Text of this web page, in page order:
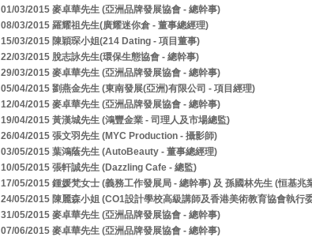
01/03/2015 麥卓華先生 (亞洲品牌發展協會 - 總幹事)
08/03/2015 羅耀祖先生(廣耀迷你倉 - 董事總經理)
15/03/2015 陳穎琛小姐(214 Dating - 項目董事)
22/03/2015 脫志詠先生(環保生態協會 - 總幹事)
29/03/2015 麥卓華先生 (亞洲品牌發展協會 - 總幹事)
05/04/2015 劉燕金先生 (東南發展(亞洲)有限公司 - 項目經理)
12/04/2015 麥卓華先生 (亞洲品牌發展協會 - 總幹事)
19/04/2015 黃漢城先生 (鴻豐金業 - 司理人及市場總監)
26/04/2015 張文羽先生 (MYC Production - 攝影師)
03/05/2015 葉鴻蔭先生 (AutoBeauty - 董事總經理)
10/05/2015 張軒誠先生 (Dazzling Cafe - 總監)
17/05/2015 鍾媛梵女士 (義務工作發展局 - 總幹事) 及 孫國林先生 (恒基兆
24/05/2015 陳麗森小姐 (CO1設計學校高級講師及香港美術教育協會執行
31/05/2015 麥卓華先生 (亞洲品牌發展協會 - 總幹事)
07/06/2015 麥卓華先生 (亞洲品牌發展協會 - 總幹事)